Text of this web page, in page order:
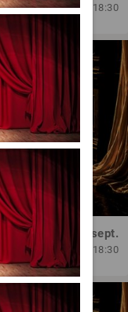
18:30
OPERA BRAȘOV ESTIVAL – SEARĂ DE OPERĂ – CONCERT EXTRAORDINAR Sâm, 5 sept.
18:30